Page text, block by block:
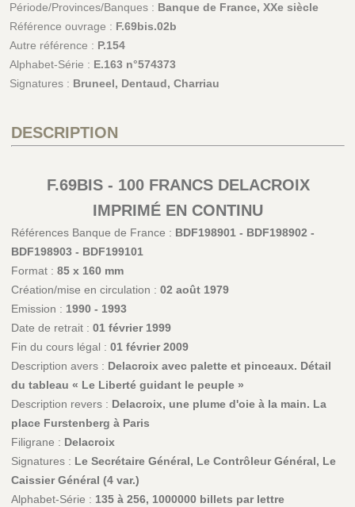
Période/Provinces/Banques : Banque de France, XXe siècle
Référence ouvrage : F.69bis.02b
Autre référence : P.154
Alphabet-Série : E.163 n°574373
Signatures : Bruneel, Dentaud, Charriau
DESCRIPTION
F.69BIS - 100 FRANCS DELACROIX
IMPRIMÉ EN CONTINU
Références Banque de France : BDF198901 - BDF198902 -
BDF198903 - BDF199101
Format : 85 x 160 mm
Création/mise en circulation : 02 août 1979
Emission : 1990 - 1993
Date de retrait : 01 février 1999
Fin du cours légal : 01 février 2009
Description avers : Delacroix avec palette et pinceaux. Détail
du tableau « Le Liberté guidant le peuple »
Description revers : Delacroix, une plume d'oie à la main. La
place Furstenberg à Paris
Filigrane : Delacroix
Signatures : Le Secrétaire Général, Le Contrôleur Général, Le
Caissier Général (4 var.)
Alphabet-Série : 135 à 256, 1000000 billets par lettre